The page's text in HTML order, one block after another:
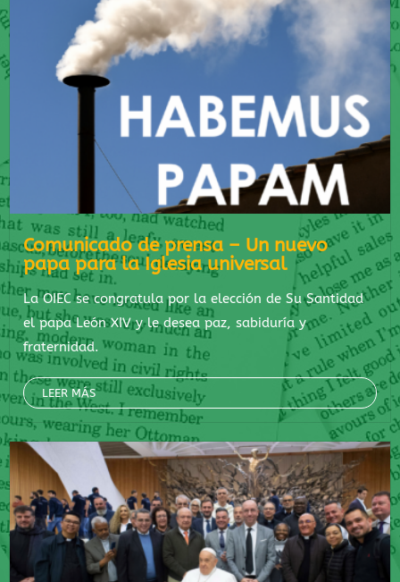
Comunicado de prensa – Un nuevo
papa para la Iglesia universal
La OIEC se congratula por la elección de Su Santidad
el papa León XIV y le desea paz, sabiduría y
fraternidad.
LEER MÁS